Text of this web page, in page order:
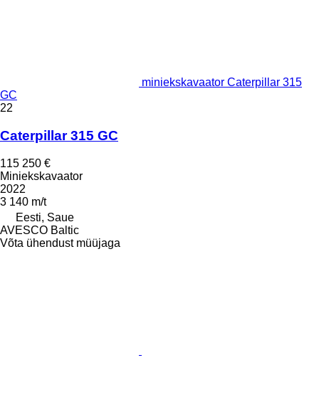
miniekskavaator Caterpillar 315
GC
22
Caterpillar 315 GC
115 250 €
Miniekskavaator
2022
3 140 m/t
Eesti, Saue
AVESCO Baltic
Võta ühendust müüjaga